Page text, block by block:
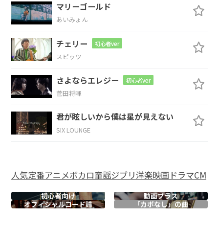
そばにいて少しでも 話を聞い
追い
Dm
かけて 追い
Am
Am
Dm Am
Bm7-5 F E Am
マリーゴールド
あいみょん
チェリー 初心者ver
スピッツ
さよならエレジー 初心者ver
菅田将暉
君が眩しいから僕は星が見えない
SIX LOUNGE
人気定番アニメボカロ童謡ジブリ洋楽映画ドラマCM
初心者向け
動画プラス
オフィシャルコード譜 「カポなし」の曲